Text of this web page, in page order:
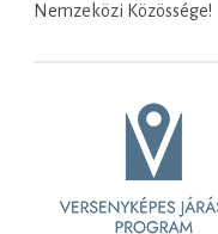
Nemzeközi Közössége!